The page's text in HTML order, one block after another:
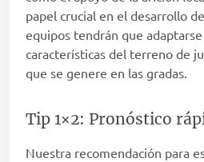
papel crucial en el desarrollo
equipos tendrán que
características del terreno de
que se genere en las gradas.
Tip 1×2: Pronóstico
Nuestra recomendación para